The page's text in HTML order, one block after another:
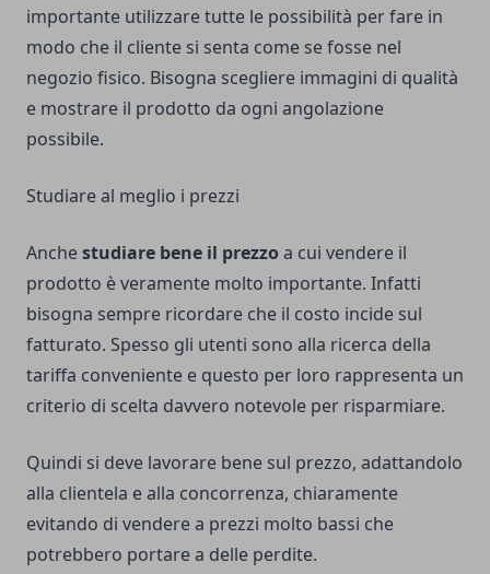
importante utilizzare tutte le possibilità per fare in
modo che il cliente si senta come se fosse nel
negozio fisico. Bisogna scegliere immagini di qualità
e mostrare il prodotto da ogni angolazione
possibile.
Studiare al meglio i prezzi
Anchestudiare bene il prezzo a cui vendere il
prodotto è veramente molto importante. Infatti
bisogna sempre ricordare che il costo incide sul
fatturato. Spesso gli utenti sono alla ricerca della
tariffa conveniente e questo per loro rappresenta un
criterio di scelta davvero notevole per risparmiare.
Quindi si deve lavorare bene sul prezzo, adattandolo
alla clientela e alla concorrenza, chiaramente
evitando di vendere a prezzi molto bassi che
potrebbero portare a delle perdite.